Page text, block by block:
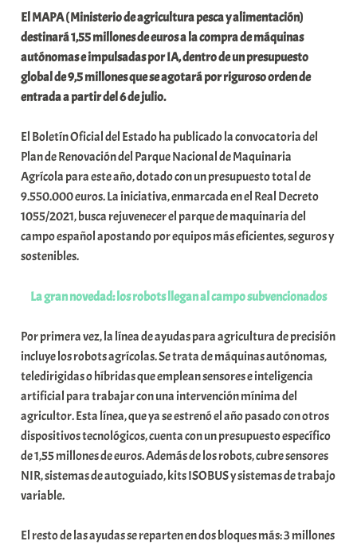
a
r
E
r
r
o
x
a
K
o
m
i
a
t
e
a
El MAPA ( Ministerio de agricultura pesca y alimentación)
destinará 1,55 millones de euros a la compra de máquinas
autónomas e impulsadas por IA, dentro de un presupuesto
global de 9,5 millones que se agotará por riguroso orden de
entrada a partir del 6 de julio.
El Boletín Oficial del Estado ha publicado la convocatoria del
Plan de Renovación del Parque Nacional de Maquinaria
Agrícola para este año, dotado con un presupuesto total de
9.550.000 euros. La iniciativa, enmarcada en el Real Decreto
1055/2021, busca rejuvenecer el parque de maquinaria del
campo español apostando por equipos más eficientes, seguros y
sostenibles.
La gran novedad: los robots llegan al campo subvencionados
Por primera vez, la línea de ayudas para agricultura de precisión
incluye los robots agrícolas. Se trata de máquinas autónomas,
teledirigidas o híbridas que emplean sensores e inteligencia
artificial para trabajar con una intervención mínima del
agricultor. Esta línea, que ya se estrenó el año pasado con otros
dispositivos tecnológicos, cuenta con un presupuesto específico
de 1,55 millones de euros. Además de los robots, cubre sensores
NIR, sistemas de autoguiado, kits ISOBUS y sistemas de trabajo
variable.
El resto de las ayudas se reparten en dos bloques más: 3 millones